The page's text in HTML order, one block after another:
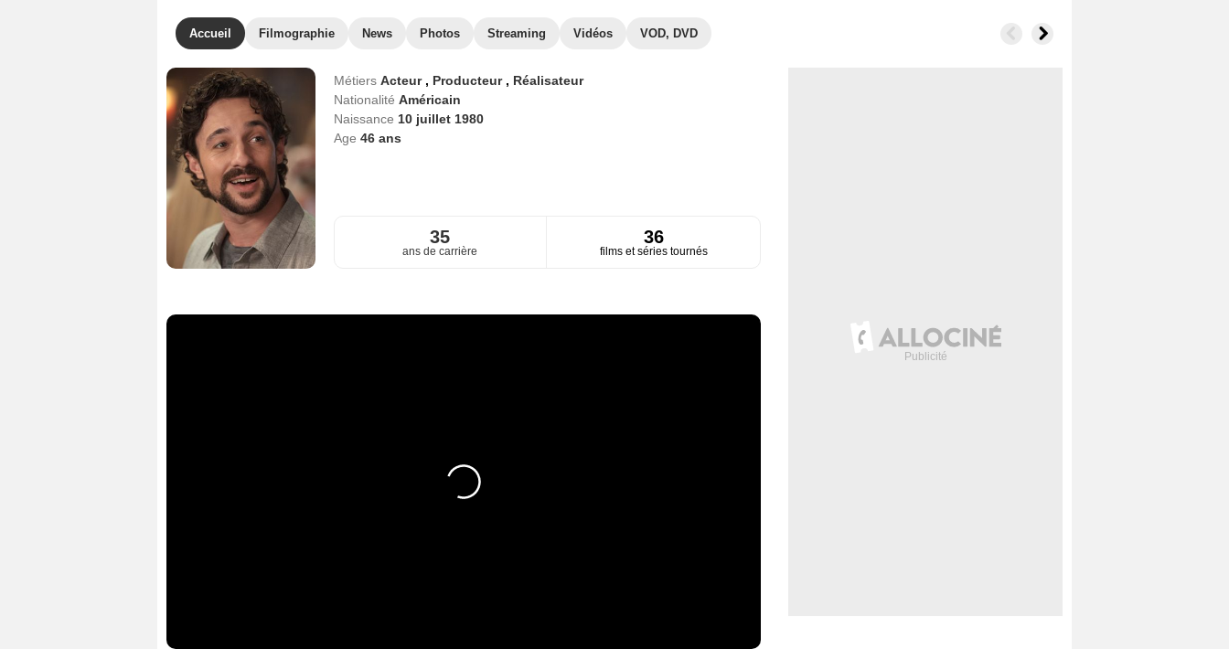
Accueil Filmographie News Photos Streaming Vidéos VOD, DVD
Métiers Acteur , Producteur , Réalisateur
Nationalité Américain
Naissance 10 juillet 1980
Age 46ans
35
ans de carrière
36
films et séries tournés